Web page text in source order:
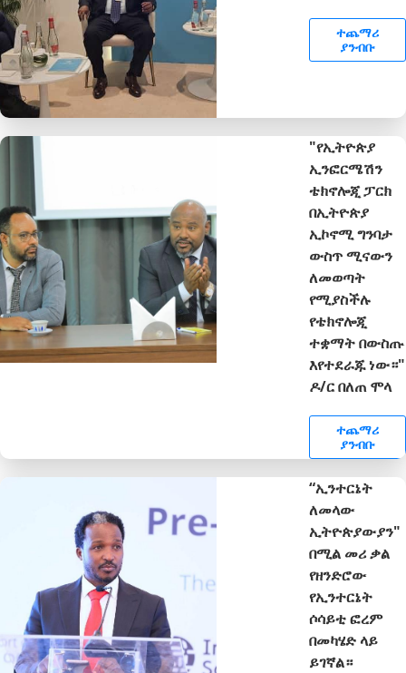
ተጨማሪ
ያንብቡ
"የኢትዮጵያ
ኢንፎርሜሽን
ቴክኖሎጂ ፓርክ
በኢትዮጵያ
ኢኮኖሚ ግንባታ
ውስጥ ሚናውን
ለመወጣት
የሚያስችሉ
የቴክኖሎጂ
ተቋማት በውስጡ
እየተደራጁ ነው።"
ዶ/ር በለጠ ሞላ
ተጨማሪ
ያንብቡ
“ኢንተርኔት
ለመላው
ኢትዮጵያውያን"
በሚል መሪ ቃል
የዘንድሮው
የኢንተርኔት
ሶሳይቲ ፎረም
በመካሄድ ላይ
ይገኛል።